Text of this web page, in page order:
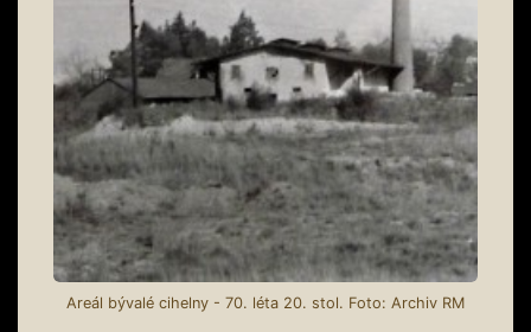
Areál bývalé cihelny - 70. léta 20. stol. Foto: Archiv RM